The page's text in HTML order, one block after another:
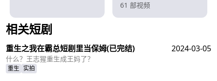
61 部视频
相关短剧
重生之我在霸总短剧里当保姆(已完结) 2024-03-05
什么？王志猩重生成王妈了？
重生 实拍